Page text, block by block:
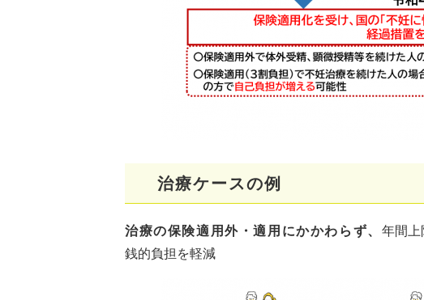
​治療ケースの例
治療の保険適用外・適用にかかわらず、 年間上
銭的負担を軽減